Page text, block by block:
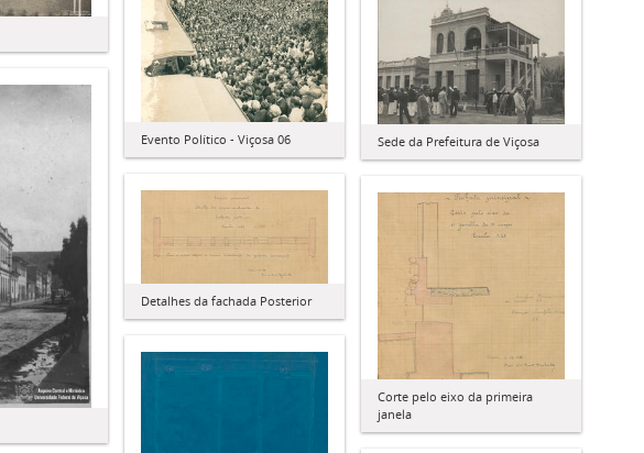
Sede da Prefeitura de Viçosa
Evento Político - Viçosa 06
Detalhes da fachada Posterior
Corte pelo eixo da primeira
janela